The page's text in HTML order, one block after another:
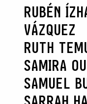
RUBÉN
VÁZQUEZ
RUTH
SAMIRA
SAMUEL